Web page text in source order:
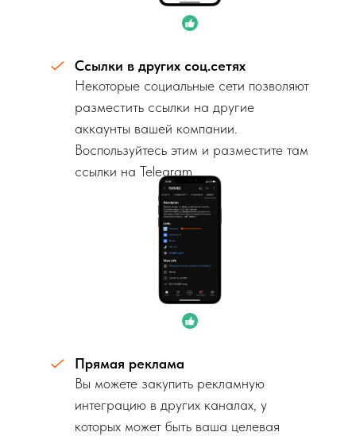
Ссылки в других соц.сетях
Некоторые социальные сети позволяют
разместить ссылки на другие
аккаунты вашей компании.
Воспользуйтесь этим и разместите там
ссылки на Telegram.
Прямая реклама
Вы можете закупить рекламную
интеграцию в других каналах, у
которых может быть ваша целевая